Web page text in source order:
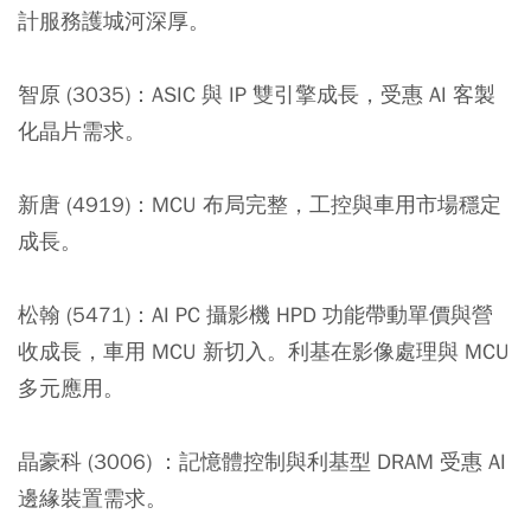
計服務護城河深厚。
智原 (3035)： ASIC 與 IP 雙引擎成長，受惠 AI 客製
化晶片需求。
新唐 (4919)： MCU 布局完整，工控與車用市場穩定
成長。
松翰 (5471)： AI PC 攝影機 HPD 功能帶動單價與營
收成長，車用 MCU 新切入。利基在影像處理與 MCU
多元應用。
晶豪科 (3006) ： 記憶體控制與利基型 DRAM 受惠 AI
邊緣裝置需求。